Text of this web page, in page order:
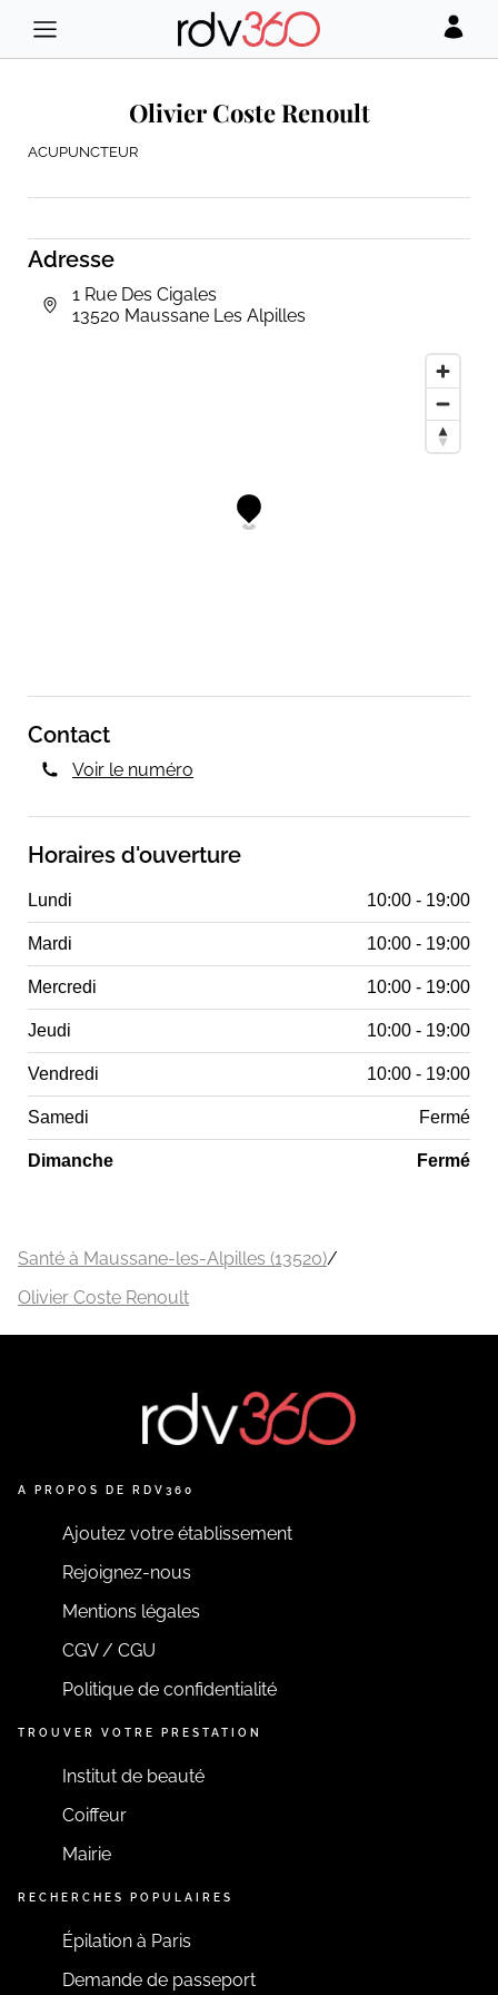
Adresse
1 Rue Des Cigales
13520 Maussane Les Alpilles
Contact
Voir le numéro
Horaires d'ouverture
Lundi 10:00 - 19:00
Mardi 10:00 - 19:00
Mercredi 10:00 - 19:00
Jeudi 10:00 - 19:00
Vendredi 10:00 - 19:00
Samedi Fermé
Dimanche Fermé
Olivier Coste Renoult
ACUPUNCTEUR
Santé à Maussane-les-Alpilles (13520)/
Olivier Coste Renoult
A PROPOS DE RDV360
Ajoutez votre établissement
Rejoignez-nous
Mentions légales
CGV / CGU
Politique de confidentialité
TROUVER VOTRE PRESTATION
Institut de beauté
Coiffeur
Mairie
RECHERCHES POPULAIRES
Épilation à Paris
Demande de passeport